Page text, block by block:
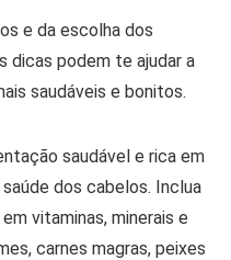
e da escolha dos
dicas podem te ajudar a
saudáveis e bonitos.
saudável e rica em
dos cabelos. Inclua
vitaminas, minerais e
carnes magras, peixes